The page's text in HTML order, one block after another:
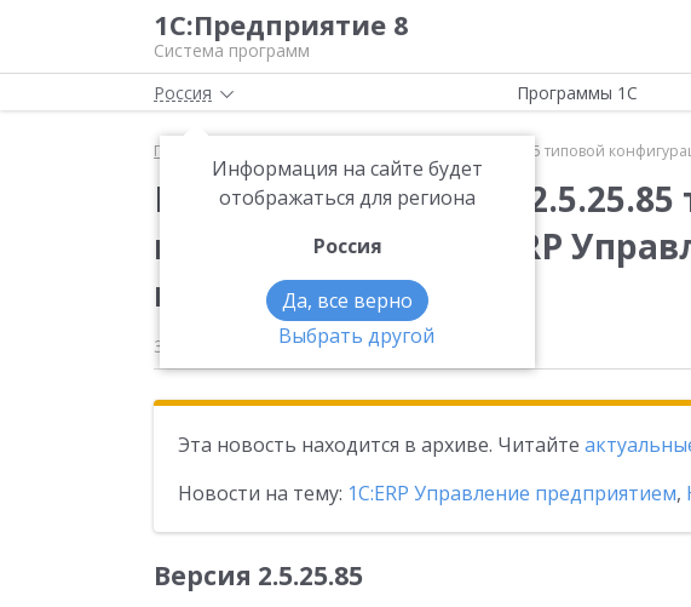
1С:Предприятие 8
Система программ
Россия
Информация на сайте будет
отображаться для региона
Россия
Да, все верно
Выбрать другой
Программы 1С
Главная Вышла новая версия 2.5.25.85 типовой
Вышла новая версия 2.5.25.85
конфигурации «1С:ERP
предприятием 2»
30.12.2025
Эта новость находится в архиве. Читайте
Новости на тему: 1С:ERP Управление предприятием,
Версия 2.5.25.85